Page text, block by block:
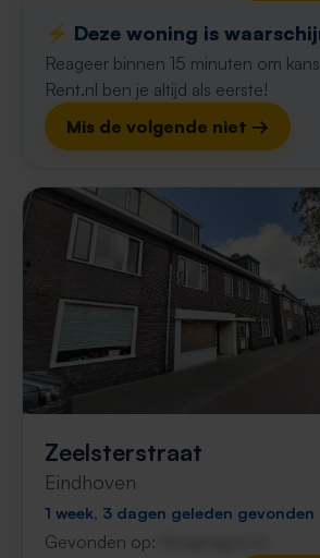
⚡️ Deze woning is
Reageer binnen 15 minuten om
Rent.nl ben je altijd als eerste!
Mis de volgende niet →
Zeelsterstraat
Eindhoven
1 week, 3 dagen geleden gevonden
Gevonden op: